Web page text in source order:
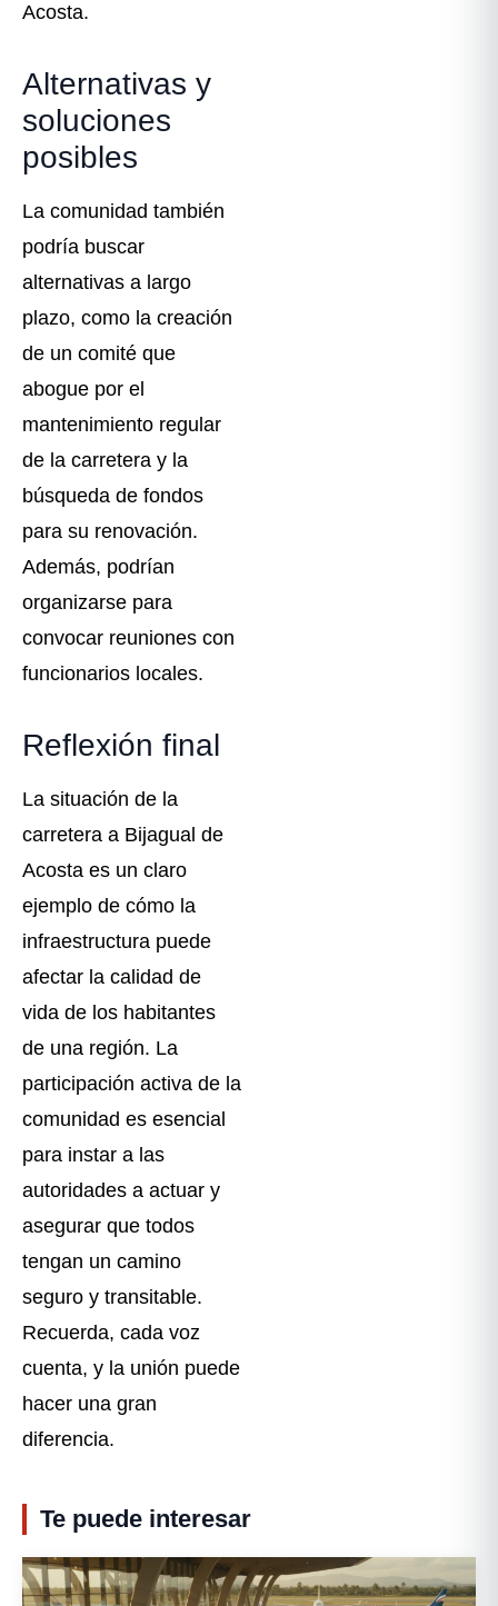
Acosta.
Alternativas y
soluciones
posibles
La comunidad también
podría buscar
alternativas a largo
plazo, como la creación
de un comité que
abogue por el
mantenimiento regular
de la carretera y la
búsqueda de fondos
para su renovación.
Además, podrían
organizarse para
convocar reuniones con
funcionarios locales.
Reflexión final
La situación de la
carretera a Bijagual de
Acosta es un claro
ejemplo de cómo la
infraestructura puede
afectar la calidad de
vida de los habitantes
de una región. La
participación activa de la
comunidad es esencial
para instar a las
autoridades a actuar y
asegurar que todos
tengan un camino
seguro y transitable.
Recuerda, cada voz
cuenta, y la unión puede
hacer una gran
diferencia.
Te puede interesar